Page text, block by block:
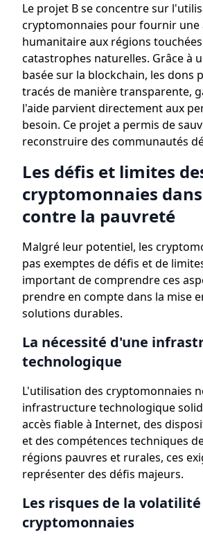
Le projet B se concentre sur
cryptomonnaies pour fournir une
humanitaire aux régions
catastrophes naturelles. Grâce à
basée sur la blockchain, les dons
tracés de manière transparente,
l'aide parvient directement aux
besoin. Ce projet a permis de
reconstruire des communautés
Les défis et limites
cryptomonnaies
contre la pauvreté
Malgré leur potentiel, les
pas exemptes de défis et de
important de comprendre ces
prendre en compte dans la mise
solutions durables.
La nécessité d'une
technologique
L'utilisation des cryptomonnaies
infrastructure technologique
accès fiable à Internet, des
et des compétences techniques
régions pauvres et rurales, ces
représenter des défis majeurs.
Les risques de la
cryptomonnaies